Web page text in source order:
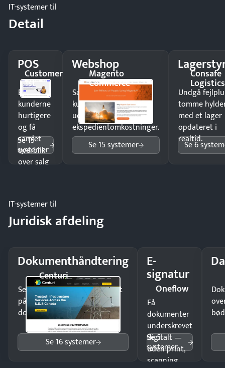
IT-systemer til
Detail
POS
Customer
1st
Ekspedér
kunderne
hurtigere
og få
samlet
overblik
over salg
Se 15
systemer
Webshop
Magento
Commerce
Sælg produkter 24/7 til
kunder i hele landet
uden
ekspedientomkostninger.
Se 15 systemer
Consafe
Logistics
Undgå
tomme
med et lager
opdateret i
realtid.
Se 6
IT-systemer til
Juridisk afdeling
Dokumenthåndtering
Centuri
Send kontrakter til underskrift
på minutter og mist ingen
dokumenter.
Se 16 systemer
E-
signatur
Oneflow
Få
dokumenter
underskrevet
digitalt —
uden print,
scanning
Se 5
systemer